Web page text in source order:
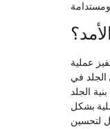
عملية
الجلد في
الجلد
بشكل
لتحسين